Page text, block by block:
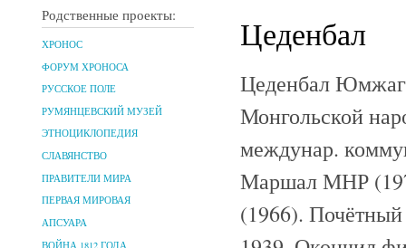
Родственные проекты:
ХРОНОС
ФОРУМ ХРОНОСА
РУССКОЕ ПОЛЕ
РУМЯНЦЕВСКИЙ МУЗЕЙ
ЭТНОЦИКЛОПЕДИЯ
СЛАВЯНСТВО
ПРАВИТЕЛИ МИРА
ПЕРВАЯ МИРОВАЯ
АПСУАРА
ВОЙНА 1812 ГОДА
Цеденбал
Цеденбал
Монгольской
междунар.
Маршал МНР
(1966).